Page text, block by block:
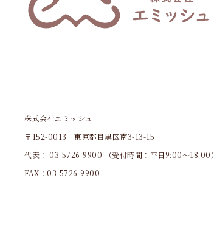
株式会社エミッシュ
〒152-0013 東京都目黒区南3-13-15
代表： 03-5726-9900 （受付時間：平日9:00～18:00）
FAX：03-5726-9900